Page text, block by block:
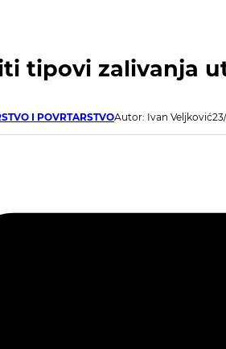
tipovi zalivanja
I POVRTARSTVOAutor: Ivan Veljković